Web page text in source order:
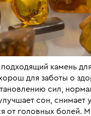
камень для
для заботы о
сил,
сон, снимает
от головных болей.